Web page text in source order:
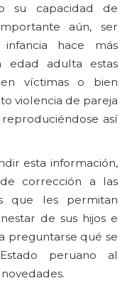
su capacidad de
aún, ser
hace más
adulta estas
víctimas o bien
violencia de pareja
así
esta información,
corrección a las
que les permitan
de sus hijos e
preguntarse qué se
peruano al